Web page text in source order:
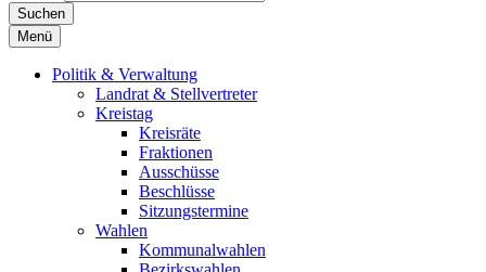
Suchen
Menü
Politik & Verwaltung
Landrat & Stellvertreter
Kreistag
Kreisräte
Fraktionen
Ausschüsse
Beschlüsse
Sitzungstermine
Wahlen
Kommunalwahlen